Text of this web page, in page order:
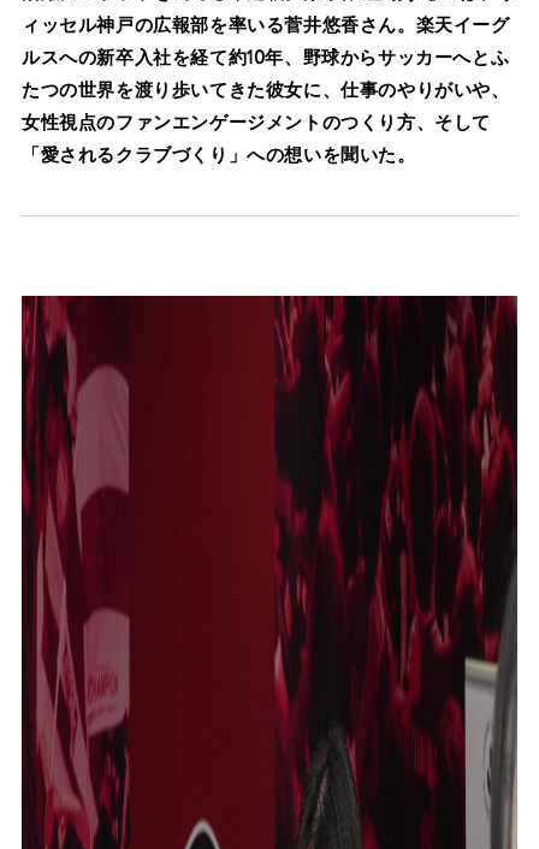
ィッセル神戸の広報部を率いる菅井悠香さん。楽天イーグ
ルスへの新卒入社を経て約10年、野球からサッカーへとふ
たつの世界を渡り歩いてきた彼女に、仕事のやりがいや、
女性視点のファンエンゲージメントのつくり方、そして
「愛されるクラブづくり」への想いを聞いた。